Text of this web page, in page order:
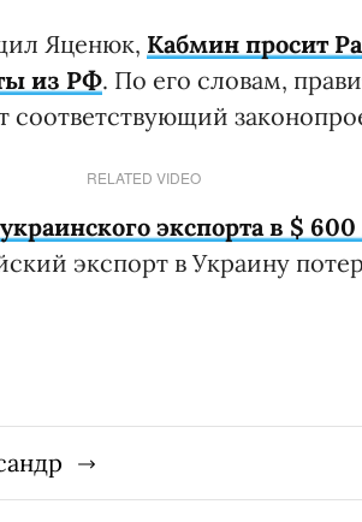
Яценюк, Кабмин просит
из РФ. По его словам,
соответствующий
RELATED VIDEO
экспорта в $
экспорт в Украину